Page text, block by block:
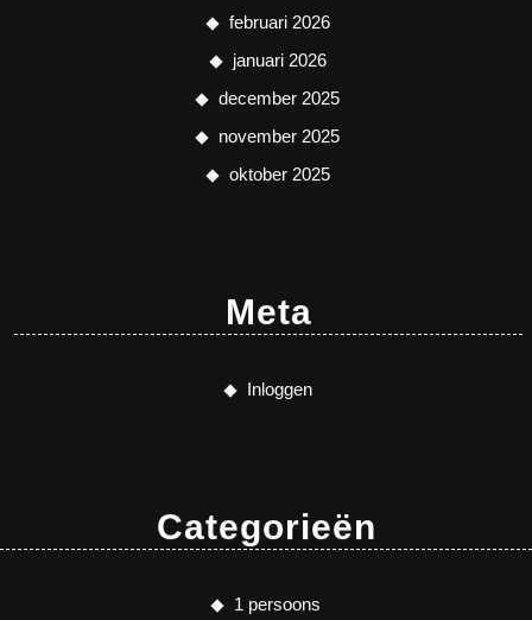
februari 2026
januari 2026
december 2025
november 2025
oktober 2025
Meta
Inloggen
Categorieën
1 persoons